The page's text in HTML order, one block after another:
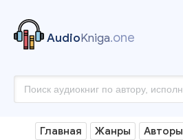
AudioKniga.one
Главная Жанры Авторы